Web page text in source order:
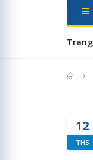
12
TH5